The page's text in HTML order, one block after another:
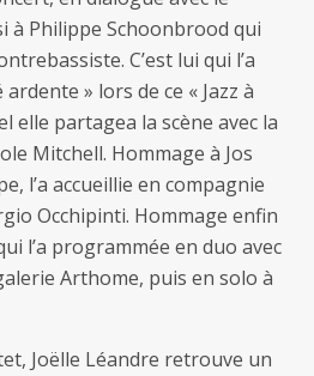
à Philippe Schoonbrood qui
C’est lui qui l’a
» lors de ce « Jazz à
elle partagea la scène avec la
Mitchell. Hommage à Jos
l’a accueillie en compagnie
Occhipinti. Hommage enfin
l’a programmée en duo avec
Arthome, puis en solo à
Joëlle Léandre retrouve un